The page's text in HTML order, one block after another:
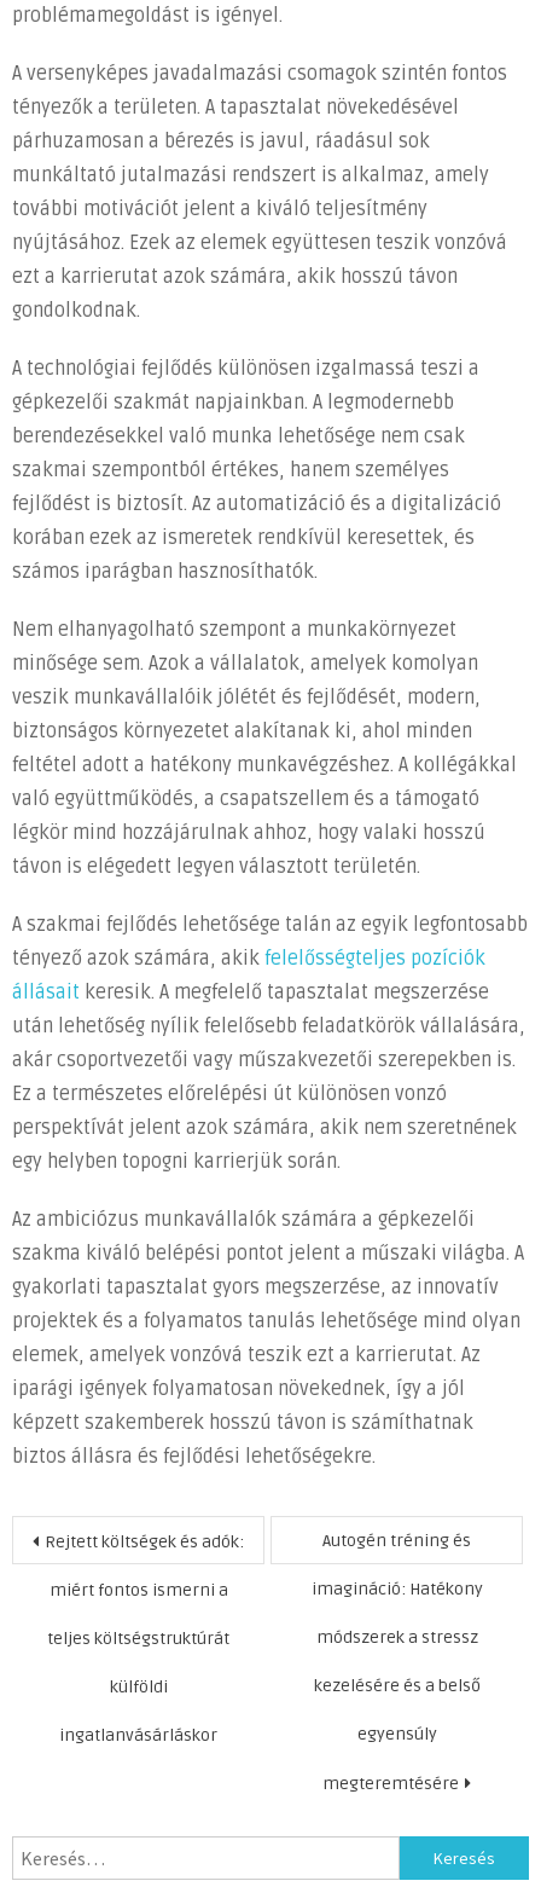
problémamegoldást is igényel.
A versenyképes javadalmazási csomagok szintén fontos
tényezők a területen. A tapasztalat növekedésével
párhuzamosan a bérezés is javul, ráadásul sok
munkáltató jutalmazási rendszert is alkalmaz, amely
további motivációt jelent a kiváló teljesítmény
nyújtásához. Ezek az elemek együttesen teszik vonzóvá
ezt a karrierutat azok számára, akik hosszú távon
gondolkodnak.
A technológiai fejlődés különösen izgalmassá teszi a
gépkezelői szakmát napjainkban. A legmodernebb
berendezésekkel való munka lehetősége nem csak
szakmai szempontból értékes, hanem személyes
fejlődést is biztosít. Az automatizáció és a digitalizáció
korában ezek az ismeretek rendkívül keresettek, és
számos iparágban hasznosíthatók.
Nem elhanyagolható szempont a munkakörnyezet
minősége sem. Azok a vállalatok, amelyek komolyan
veszik munkavállalóik jólétét és fejlődését, modern,
biztonságos környezetet alakítanak ki, ahol minden
feltétel adott a hatékony munkavégzéshez. A kollégákkal
való együttműködés, a csapatszellem és a támogató
légkör mind hozzájárulnak ahhoz, hogy valaki hosszú
távon is elégedett legyen választott területén.
A szakmai fejlődés lehetősége talán az egyik legfontosabb
tényező azok számára, akik felelősségteljes pozíciók
állásait keresik. A megfelelő tapasztalat megszerzése
után lehetőség nyílik felelősebb feladatkörök vállalására,
akár csoportvezetői vagy műszakvezetői szerepekben is.
Ez a természetes előrelépési út különösen vonzó
perspektívát jelent azok számára, akik nem szeretnének
egy helyben topogni karrierjük során.
Az ambiciózus munkavállalók számára a gépkezelői
szakma kiváló belépési pontot jelent a műszaki világba. A
gyakorlati tapasztalat gyors megszerzése, az innovatív
projektek és a folyamatos tanulás lehetősége mind olyan
elemek, amelyek vonzóvá teszik ezt a karrierutat. Az
iparági igények folyamatosan növekednek, így a jól
képzett szakemberek hosszú távon is számíthatnak
biztos állásra és fejlődési lehetőségekre.
Bejegyzés
navigáció
Rejtett költségek és adók:
miért fontos ismerni a
teljes költségstruktúrát
külföldi
ingatlanvásárláskor
Autogén tréning és
imagináció: Hatékony
módszerek a stressz
kezelésére és a belső
egyensúly
megteremtésére
Keresés: